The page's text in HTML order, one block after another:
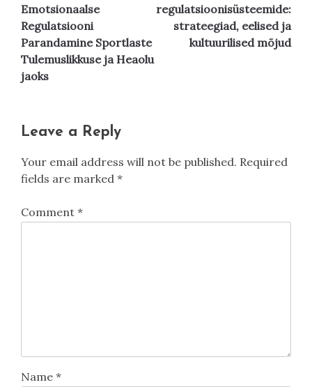
Emotsionaalse
Regulatsiooni
Parandamine Sportlaste
Tulemuslikkuse ja Heaolu
jaoks
regulatsioonisüsteemide:
strateegiad, eelised ja
kultuurilised mõjud
Leave a Reply
Your email address will not be published. Required
fields are marked *
Comment *
Name *